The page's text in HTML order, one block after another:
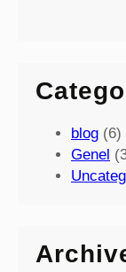
blog (6)
Genel